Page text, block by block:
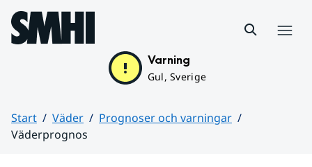
Hoppa till sidans innehåll
Varning
Gul, Sverige
Start Väder
Prognoser och varningar
Väderprognos